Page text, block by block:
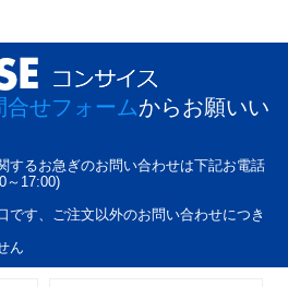
合せフォームからお願いい
するお急ぎのお問い合わせは下記お電話
～17:00)
す、ご注文以外のお問い合わせにつき
ん